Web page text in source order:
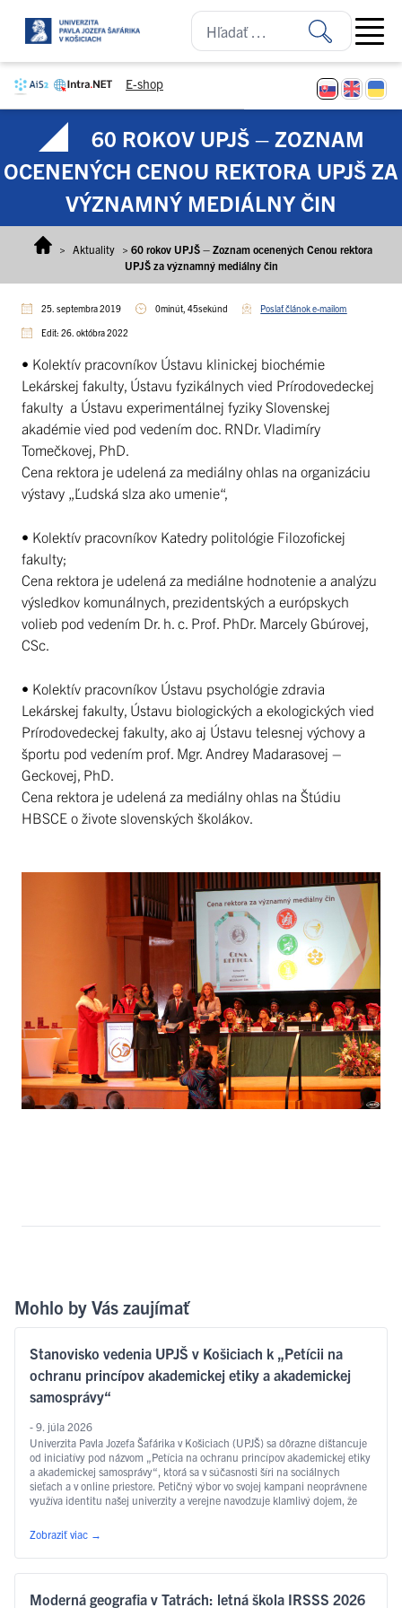
E-shop
Open
60 ROKOV UPJŠ – ZOZNAM
OCENENÝCH CENOU REKTORA UPJŠ ZA
VÝZNAMNÝ MEDIÁLNY ČIN
> Aktuality > 60 rokov UPJŠ – Zoznam ocenených Cenou rektora
UPJŠ za významný mediálny čin
25. septembra 2019 0minút, 45sekúnd Poslať článok e-mailom
Edit: 26. októbra 2022
• Kolektív pracovníkov Ústavu klinickej biochémie
Lekárskej fakulty, Ústavu fyzikálnych vied Prírodovedeckej
fakulty a Ústavu experimentálnej fyziky Slovenskej
akadémie vied pod vedením doc. RNDr. Vladimíry
Tomečkovej, PhD.
Cena rektora je udelená za mediálny ohlas na organizáciu
výstavy „Ľudská slza ako umenie“,
• Kolektív pracovníkov Katedry politológie Filozofickej
fakulty;
Cena rektora je udelená za mediálne hodnotenie a analýzu
výsledkov komunálnych, prezidentských a európskych
volieb pod vedením Dr. h. c. Prof. PhDr. Marcely Gbúrovej,
CSc.
• Kolektív pracovníkov Ústavu psychológie zdravia
Lekárskej fakulty, Ústavu biologických a ekologických vied
Prírodovedeckej fakulty, ako aj Ústavu telesnej výchovy a
športu pod vedením prof. Mgr. Andrey Madarasovej –
Geckovej, PhD.
Cena rektora je udelená za mediálny ohlas na Štúdiu
HBSCE o živote slovenských školákov.
Mohlo by Vás zaujímať
Stanovisko vedenia UPJŠ v Košiciach k „Petícii na
ochranu princípov akademickej etiky a akademickej
samosprávy“
- 9. júla 2026
Univerzita Pavla Jozefa Šafárika v Košiciach (UPJŠ) sa dôrazne dištancuje
od iniciatívy pod názvom „Petícia na ochranu princípov akademickej etiky
a akademickej samosprávy“, ktorá sa v súčasnosti šíri na sociálnych
sieťach a v online priestore. Petičný výbor vo svojej kampani neoprávnene
využíva identitu našej univerzity a verejne navodzuje klamlivý dojem, že
Zobraziť viac
→
Moderná geografia v Tatrách: letná škola IRSSS 2026